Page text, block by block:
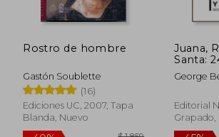
Rostro de hombre
Gastón Soublette
(16)
Ediciones UC, 2007, Tapa
Blanda, Nuevo
Juana,
Santa:
George
Editorial
Grapado,